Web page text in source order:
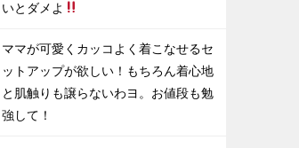
いとダメよ
ママが可愛くカッコよく着こなせるセ
ットアップが欲しい！もちろん着心地
と肌触りも譲らないわヨ。お値段も勉
強して！